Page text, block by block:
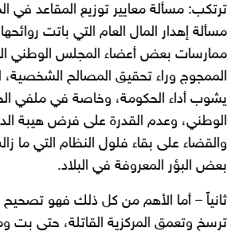
ترتكب: مسألة معايير توزيع المقاعد في
مسألة إهدار المال العام التي باتت
ممارسات بعض أعضاء المجلس الوطني
الممجوج وراء تحقيق المصالح الشخصية،
يشوب أداء الحكومة، وخاصة في ملفي
الوطني، وعدم القدرة على فرض هيبة
والقضاء على بقاء فلول النظام التي ما
بعض البؤر المعروفة في البلاد.
ثانياً – أما الأهم من كل ذلك فهو تصحيح
ترسخ وتعمق المركزية القاتلة، حتى بت